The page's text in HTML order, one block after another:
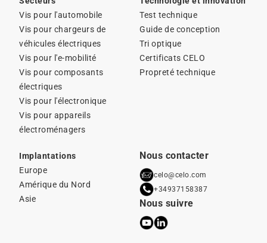
Vis pour l'automobile
Vis pour chargeurs de
véhicules électriques
Vis pour l'e-mobilité
Vis pour composants
électriques
Vis pour l'électronique
Vis pour appareils
électroménagers
Test technique
Guide de conception
Tri optique
Certificats CELO
Propreté technique
Implantations
Europe
Amérique du Nord
Asie
Nous contacter
celo@celo.com
+34937158387
Nous suivre